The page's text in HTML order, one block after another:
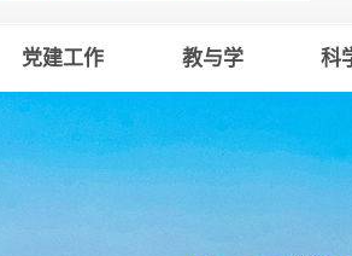
党建工作 教与学 科